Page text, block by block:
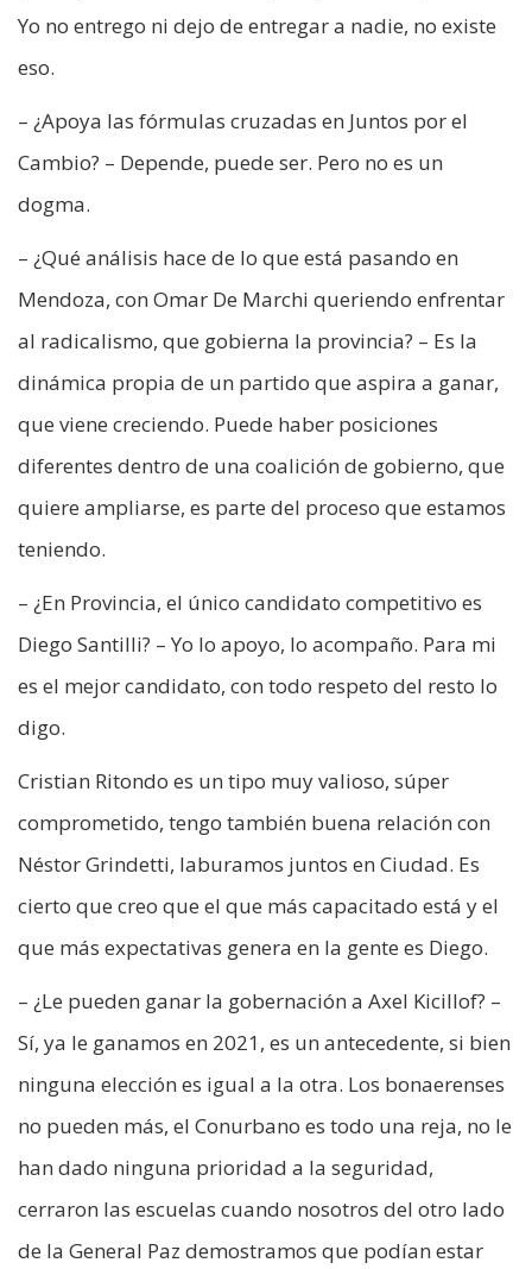
Yo no entrego ni dejo de entregar a nadie, no existe
eso.
– ¿Apoya las fórmulas cruzadas en Juntos por el
Cambio? – Depende, puede ser. Pero no es un
dogma.
– ¿Qué análisis hace de lo que está pasando en
Mendoza, con Omar De Marchi queriendo enfrentar
al radicalismo, que gobierna la provincia? – Es la
dinámica propia de un partido que aspira a ganar,
que viene creciendo. Puede haber posiciones
diferentes dentro de una coalición de gobierno, que
quiere ampliarse, es parte del proceso que estamos
teniendo.
– ¿En Provincia, el único candidato competitivo es
Diego Santilli? – Yo lo apoyo, lo acompaño. Para mi
es el mejor candidato, con todo respeto del resto lo
digo.
Cristian Ritondo es un tipo muy valioso, súper
comprometido, tengo también buena relación con
Néstor Grindetti, laburamos juntos en Ciudad. Es
cierto que creo que el que más capacitado está y el
que más expectativas genera en la gente es Diego.
– ¿Le pueden ganar la gobernación a Axel Kicillof? –
Sí, ya le ganamos en 2021, es un antecedente, si bien
ninguna elección es igual a la otra. Los bonaerenses
no pueden más, el Conurbano es todo una reja, no le
han dado ninguna prioridad a la seguridad,
cerraron las escuelas cuando nosotros del otro lado
de la General Paz demostramos que podían estar